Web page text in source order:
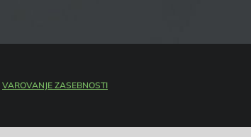
VAROVANJE ZASEBNOSTI